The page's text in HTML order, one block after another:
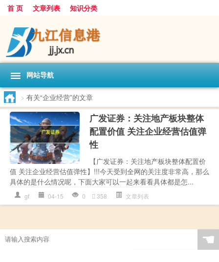
首 页 文章列表 知识分类
网站导航
> 有关“企业经营”的文章
广发证券：关注地产板块整体
配置价值 关注企业经营估值弹
性
【广发证券：关注地产板块整体配置价
值 关注企业经营估值弹性】!!!今天受到全网的关注度非常高，那么
具体的是什么情况呢，下面大家可以一起来看看具体都是怎...
gf 04-15 0 358 文章列表
☚